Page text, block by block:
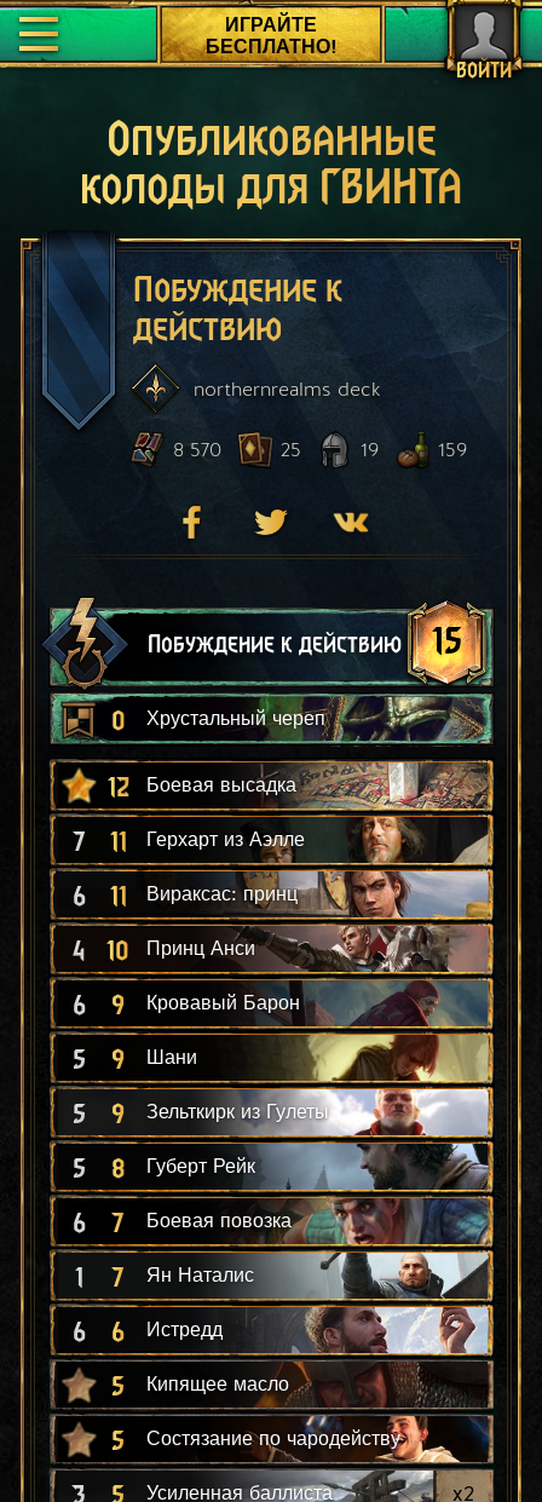
ВОЙТИ
ИГРАЙТЕ
БЕСПЛАТНО!
Опубликованные
колоды для ГВИНТА
Побуждение к
действию
northernrealms deck
8 570 25 19 159
Побуждение к действию 15
0 Хрустальный череп
12 Боевая высадка
7 11 Герхарт из Аэлле
6 11 Вираксас: принц
4 10 Принц Анси
6 9 Кровавый Барон
5 9 Шани
5 9 Зельткирк из Гулеты
5 8 Губерт Рейк
6 7 Боевая повозка
1 7 Ян Наталис
6 6 Истредд
5 Кипящее масло
5 Состязание по чародейству
3 5 Усиленная баллиста x2